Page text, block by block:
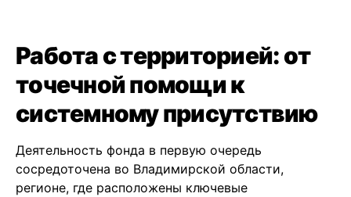
Работа с территорией: от
точечной помощи к
системному присутствию
Деятельность фонда в первую очередь
сосредоточена во Владимирской области,
регионе, где расположены ключевые